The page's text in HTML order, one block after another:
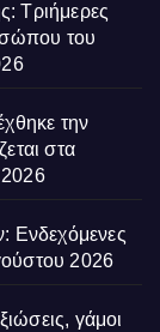
Τριήμερες
του
την
στα
Ενδεχόμενες
2026
γάμοι